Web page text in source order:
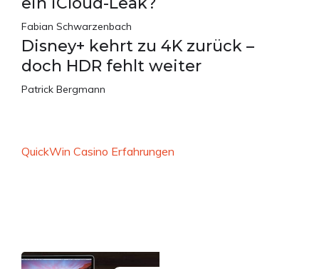
Fabian Schwarzenbach
Disney+ kehrt zu 4K zurück –
doch HDR fehlt weiter
Patrick Bergmann
QuickWin Casino Erfahrungen